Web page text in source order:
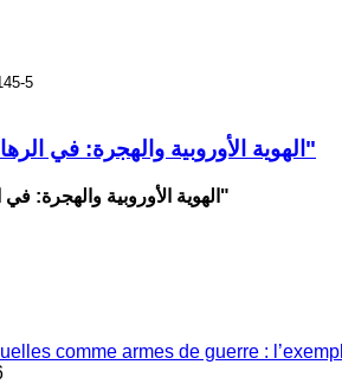
5
"الهوية الأوروبية والهجرة: في الرهانات والتحديات والآفاق"
"الهوية الأوروبية والهجرة: في الرهانات والتحديات والآفاق"
comme armes de guerre :